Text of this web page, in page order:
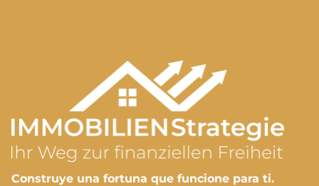
Construye una fortuna que funcione para ti.